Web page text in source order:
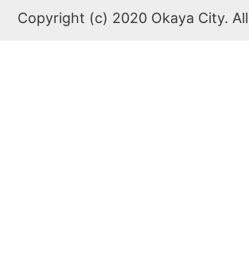
Copyright (c) 2020 Okaya City.